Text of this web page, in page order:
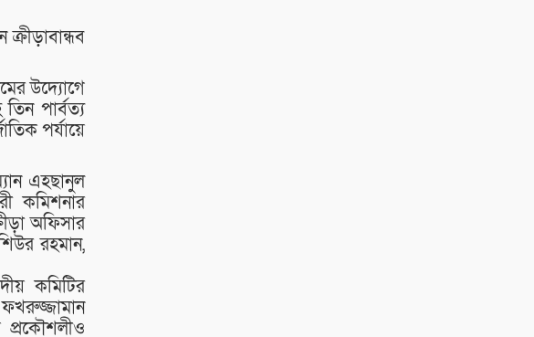
উদ্যোগে
পার্বত্য
পর্যায়ে
এহছানুল
কমিশনার
অফিসার
রহমান,
কমিটির
প্রকৌশলীও